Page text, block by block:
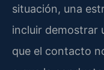
situación, una
incluir demostrar
que el contacto